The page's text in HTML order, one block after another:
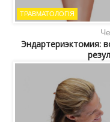
ТРАВМАТОЛОГІЯ
Эндартериэктомия: